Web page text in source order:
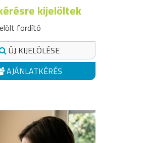
kijelöltek
fordító
ÚJ KIJELÖLÉSE
AJÁNLATKÉRÉS